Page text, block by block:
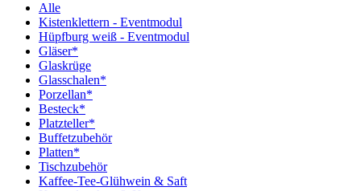
Alle
Kistenklettern - Eventmodul
Hüpfburg weiß - Eventmodul
Gläser*
Glaskrüge
Glasschalen*
Porzellan*
Besteck*
Platzteller*
Buffetzubehör
Platten*
Tischzubehör
Kaffee-Tee-Glühwein & Saft